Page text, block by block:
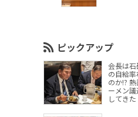
ピックアップ
会長は
の自給
のか!?
ーメン
してきた